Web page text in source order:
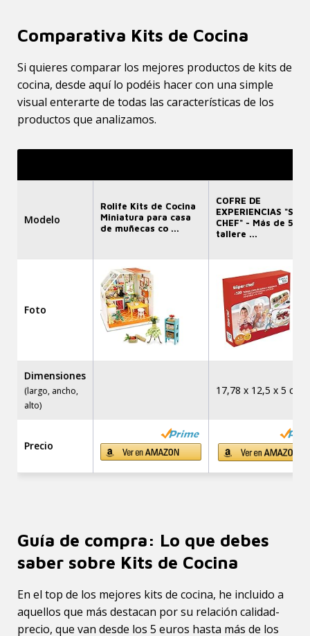
Comparativa Kits de Cocina
Si quieres comparar los mejores productos de kits de
cocina, desde aquí lo podéis hacer con una simple
visual enterarte de todas las características de los
productos que analizamos.
Modelo
Rolife Kits de Cocina
Miniatura para casa
de muñecas co ...
COFRE DE
EXPERIENCIAS
CHEF" - Más de 520
tallere ...
Foto
Dimensiones
(largo, ancho,
alto)
17,78 x 12,5 x 5 cm.
Precio
Guía de compra: Lo que debes
saber sobre Kits de Cocina
En el top de los mejores kits de cocina, he incluido a
aquellos que más destacan por su relación calidad-
precio, que van desde los 5 euros hasta más de los